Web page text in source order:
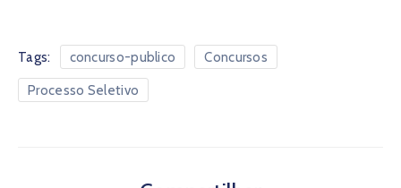
Tags: concurso-publico Concursos
Processo Seletivo